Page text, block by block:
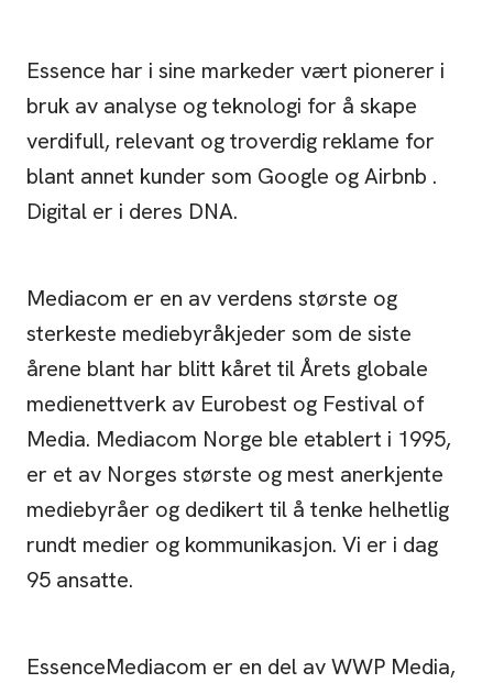
Essence har i sine markeder vært pionerer i
bruk av analyse og teknologi for å skape
verdifull, relevant og troverdig reklame for
blant annet kunder som Google og Airbnb .
Digital er i deres DNA.
Mediacom er en av verdens største og
sterkeste mediebyråkjeder som de siste
årene blant har blitt kåret til Årets globale
medienettverk av Eurobest og Festival of
Media. Mediacom Norge ble etablert i 1995,
er et av Norges største og mest anerkjente
mediebyråer og dedikert til å tenke helhetlig
rundt medier og kommunikasjon. Vi er i dag
95 ansatte.
EssenceMediacom er en del av WWP Media,